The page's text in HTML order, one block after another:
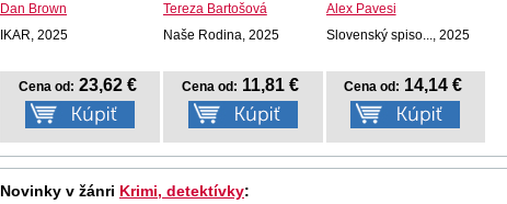
Dan Brown
IKAR, 2025
Cena od: 23,62 €
Tereza Bartošová
Naše Rodina, 2025
Cena od: 11,81 €
Alex Pavesi
Slovenský spiso..., 2025
Cena od: 14,14 €
Novinky v žánri Krimi, detektívky: